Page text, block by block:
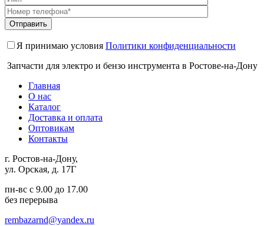
Я принимаю условия Политики конфиденциальности
Запчасти для электро и бензо инструмента в Ростове-на-Дону
Главная
О нас
Каталог
Доставка и оплата
Оптовикам
Контакты
г. Ростов-на-Дону,
ул. Орская, д. 17Г
пн-вс с 9.00 до 17.00
без перерыва
rembazarnd@yandex.ru